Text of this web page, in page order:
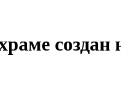
создан